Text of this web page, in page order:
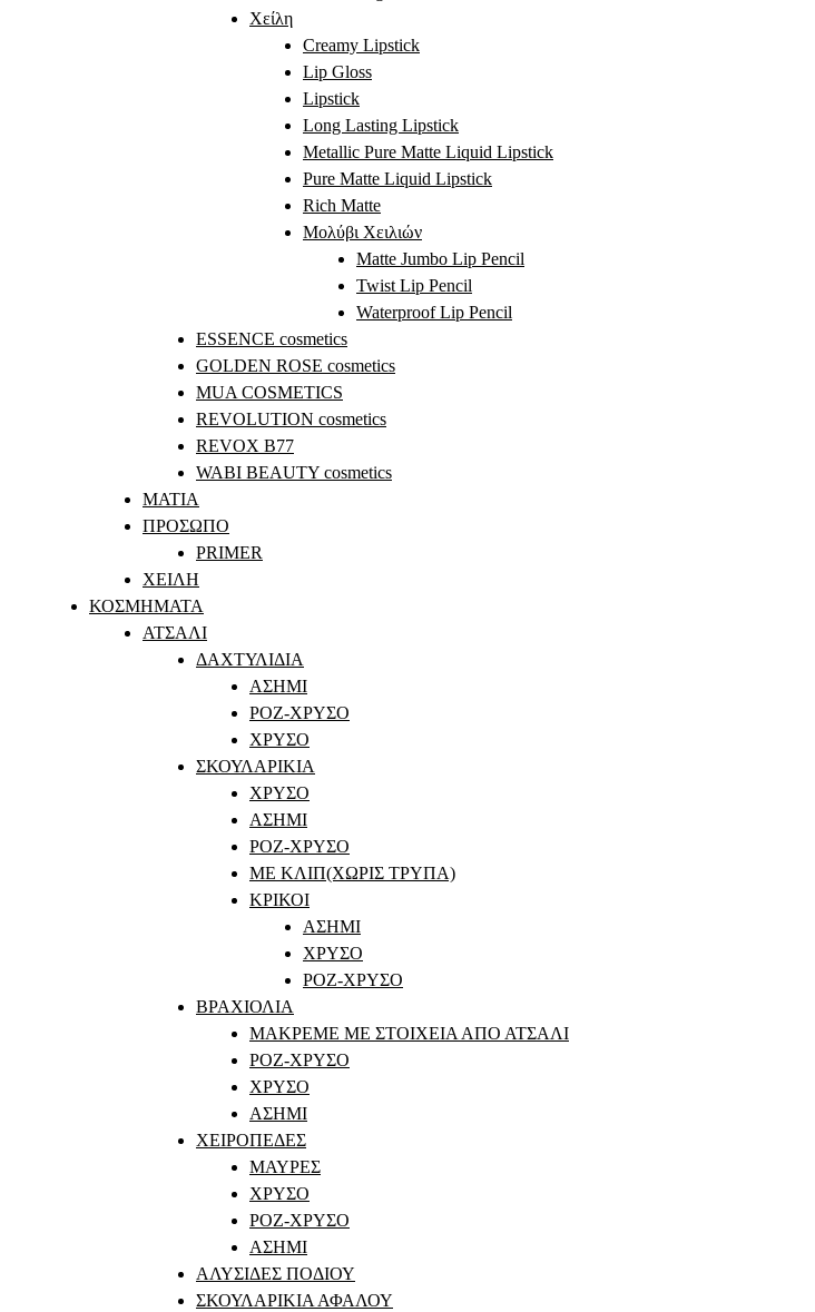
Χείλη
Creamy Lipstick
Lip Gloss
Lipstick
Long Lasting Lipstick
Metallic Pure Matte Liquid Lipstick
Pure Matte Liquid Lipstick
Rich Matte
Μολύβι Χειλιών
Matte Jumbo Lip Pencil
Twist Lip Pencil
Waterproof Lip Pencil
ESSENCE cosmetics
GOLDEN ROSE cosmetics
MUA COSMETICS
REVOLUTION cosmetics
REVOX B77
WABI BEAUTY cosmetics
ΜΑΤΙΑ
ΠΡΟΣΩΠΟ
PRIMER
ΧΕΙΛΗ
ΚΟΣΜΗΜΑΤΑ
ΑΤΣΑΛΙ
ΔΑΧΤΥΛΙΔΙΑ
ΑΣΗΜΙ
ΡΟΖ-ΧΡΥΣΟ
ΧΡΥΣΟ
ΣΚΟΥΛΑΡΙΚΙΑ
ΧΡΥΣΟ
ΑΣΗΜΙ
ΡΟΖ-ΧΡΥΣΟ
ΜΕ ΚΛΙΠ(ΧΩΡΙΣ ΤΡΥΠΑ)
ΚΡΙΚΟΙ
ΑΣΗΜΙ
ΧΡΥΣΟ
ΡΟΖ-ΧΡΥΣΟ
ΒΡΑΧΙΟΛΙΑ
ΜΑΚΡΕΜΕ ΜΕ ΣΤΟΙΧΕΙΑ ΑΠΟ ΑΤΣΑΛΙ
ΡΟΖ-ΧΡΥΣΟ
ΧΡΥΣΟ
ΑΣΗΜΙ
ΧΕΙΡΟΠΕΔΕΣ
ΜΑΥΡΕΣ
ΧΡΥΣΟ
ΡΟΖ-ΧΡΥΣΟ
ΑΣΗΜΙ
ΑΛΥΣΙΔΕΣ ΠΟΔΙΟΥ
ΣΚΟΥΛΑΡΙΚΙΑ ΑΦΑΛΟΥ